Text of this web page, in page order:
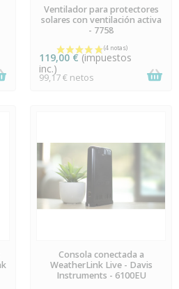
Ventilador para protectores
solares con ventilación activa
- 7758
119,00 € (impuestos
inc.)
99,17 € netos
EN STOCK
Consola conectada a
WeatherLink Live - Davis
Instruments - 6100EU